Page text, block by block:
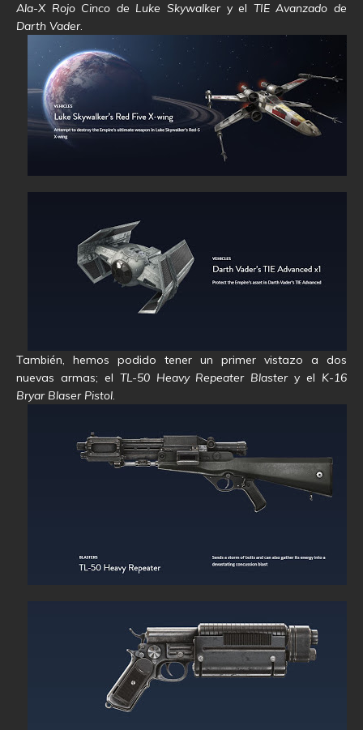
Ala-X Rojo Cinco de Luke Skywalkery el TIE Avanzado de
Darth Vader.
También, hemos podido tener un primer vistazo a dos
nuevas armas; el TL-50 Heavy Repeater Blastery el K-16
Bryar Blaser Pistol.